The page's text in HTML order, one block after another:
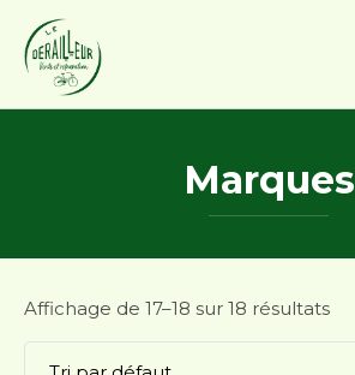
Marques
Affichage de 17–18 sur 18 résultats